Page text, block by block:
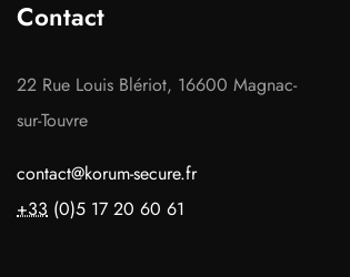
Contact
22 Rue Louis Blériot, 16600 Magnac-
sur-Touvre
contact@korum-secure.fr
+33 (0)5 17 20 60 61